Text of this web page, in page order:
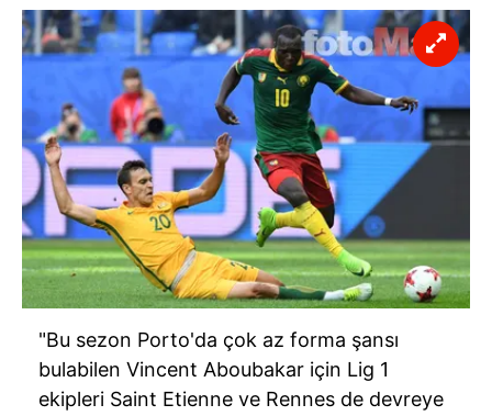
"Bu sezon Porto'da çok az forma şansı
bulabilen Vincent Aboubakar için Lig 1
ekipleri Saint Etienne ve Rennes de devreye